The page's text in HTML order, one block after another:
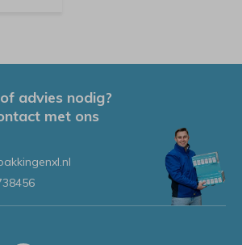
advies nodig?
met ons